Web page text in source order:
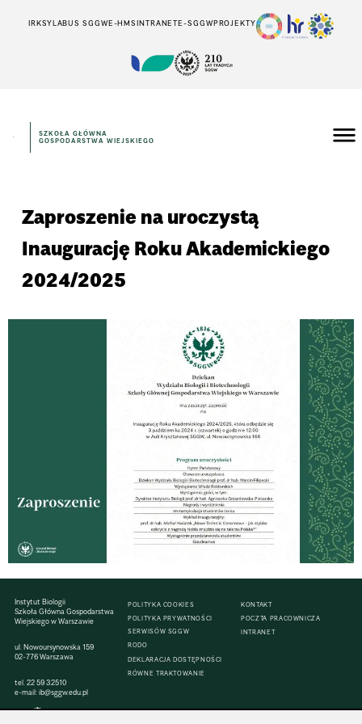
IRKSYLABUS SGGWE-HMSINTRANETE-SGGWPROJEKTY
SZKOŁA GŁÓWNA
GOSPODARSTWA WIEJSKIEGO
Zaproszenie na uroczystą
Inaugurację Roku Akademickiego
2024/2025
Instytut Biologii
Szkoła Główna Gospodarstwa
Wiejskiego w Warszawie
ul. Nowoursynowska 159
02-776 Warszawa
tel. 22 59 32510
e-mail:ib@sggw.edu.pl
POLITYKA COOKIES
POLITYKA PRYWATNOŚCI
SERWISÓW SGGW
RODO
DEKLARACJA DOSTĘPNOŚCI
RÓWNE TRAKTOWANIE
KONTAKT
POCZTA PRACOWNICZA
INTRANET